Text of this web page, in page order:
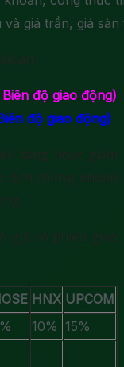
và giá trần, giá
độ giao động)
độ giao động)
tăng hoặc giảm
dịch chứng khoán
giá cổ phiếu giao
HNX UPCOM
10% 15%